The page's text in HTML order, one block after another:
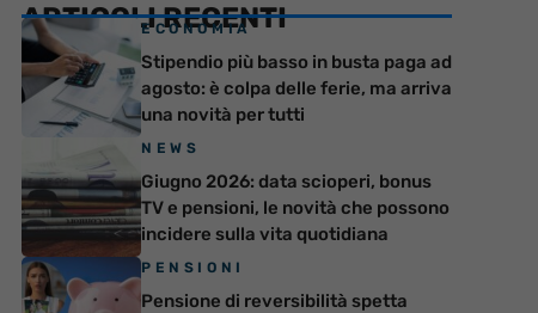
ARTICOLI RECENTI
ECONOMIA
Stipendio più basso in busta paga ad
agosto: è colpa delle ferie, ma arriva
una novità per tutti
NEWS
Giugno 2026: data scioperi, bonus
TV e pensioni, le novità che possono
incidere sulla vita quotidiana
PENSIONI
Pensione di reversibilità spetta